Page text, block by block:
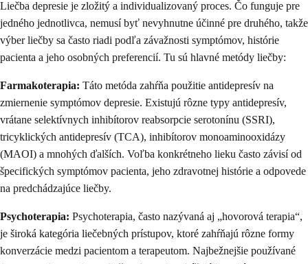
Liečba depresie je zložitý a individualizovaný proces. Čo funguje pre
jedného jednotlivca, nemusí byť nevyhnutne účinné pre druhého, takže
výber liečby sa často riadi podľa závažnosti symptómov, histórie
pacienta a jeho osobných preferencií. Tu sú hlavné metódy liečby:
Farmakoterapia: Táto metóda zahŕňa použitie antidepresív na
zmiernenie symptómov depresie. Existujú rôzne typy antidepresív,
vrátane selektívnych inhibítorov reabsorpcie serotonínu (SSRI),
tricyklických antidepresív (TCA), inhibítorov monoaminooxidázy
(MAOI) a mnohých ďalších. Voľba konkrétneho lieku často závisí od
špecifických symptómov pacienta, jeho zdravotnej histórie a odpovede
na predchádzajúce liečby.
Psychoterapia: Psychoterapia, často nazývaná aj „hovorová terapia“,
je široká kategória liečebných prístupov, ktoré zahŕňajú rôzne formy
konverzácie medzi pacientom a terapeutom. Najbežnejšie používané